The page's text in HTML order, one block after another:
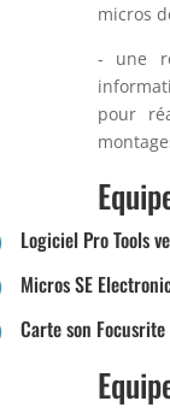
micros
- une
pour
Logiciel Pro Tools
Micros SE
Carte son